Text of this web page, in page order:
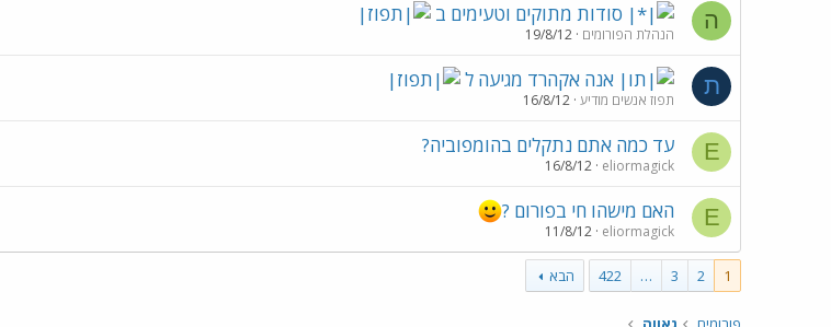
ה סודות מתוקים וטעימים ב
הנהלת הפורומים 19/8/12
ת אנה אקהרד מגיעה ל
תפוז אנשים מודיע 16/8/12
E עד כמה אתם נתקלים בהומפוביה?
eliormagick
16/8/12
E האם מישהו חי בפורום ?
eliormagick
11/8/12
1
2
3
…
422 הבא